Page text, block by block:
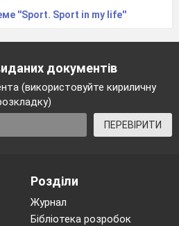
''Sport. Sport in my life''
документів
(використовуйте кириличну
ПЕРЕВІРИТИ
Розділи
Журнал
Бібліотека розробок